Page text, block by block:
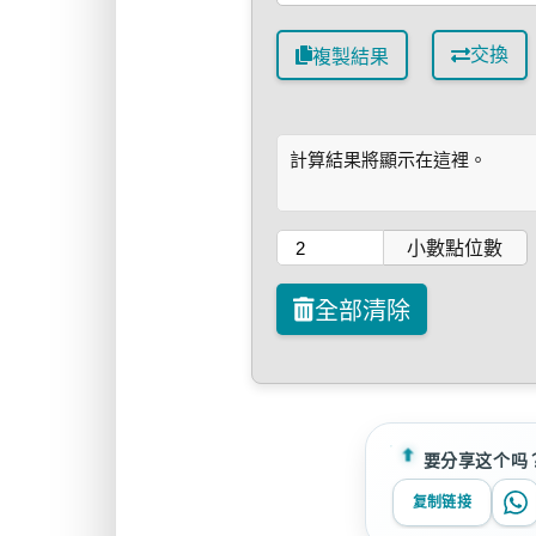
複製結果 交換
計算結果將顯示在這裡。
小數點位數
全部清除
要分享这个吗
复制链接